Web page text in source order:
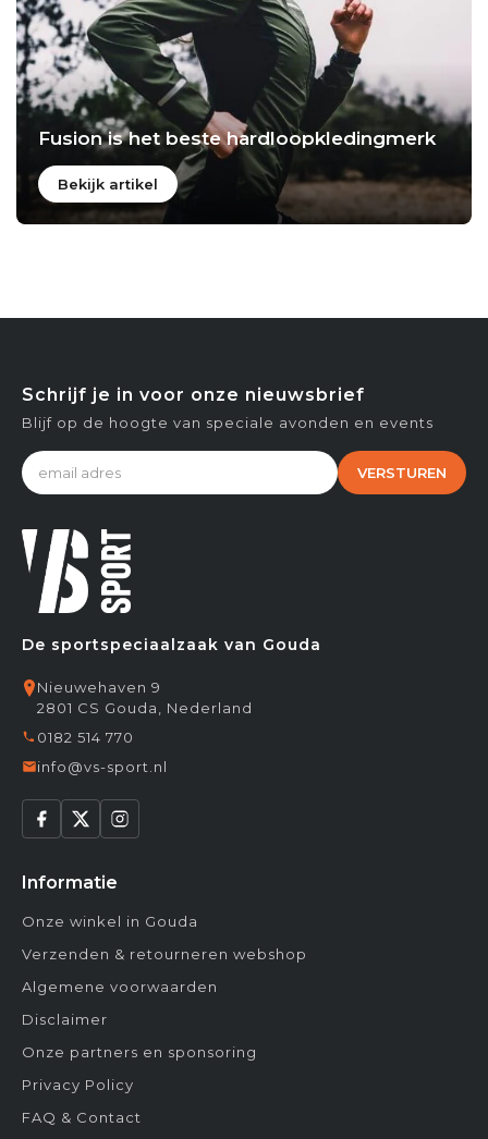
Fusion is het beste hardloopkledingmerk
Bekijk artikel
De sportspeciaalzaak van Gouda
Nieuwehaven 9
2801 CS Gouda, Nederland
0182 514 770
info@vs-sport.nl
Informatie
Onze winkel in Gouda
Verzenden & retourneren webshop
Algemene voorwaarden
Disclaimer
Onze partners en sponsoring
Privacy Policy
FAQ & Contact
Schrijf je in voor onze nieuwsbrief
Blijf op de hoogte van speciale avonden en events
VERSTUREN